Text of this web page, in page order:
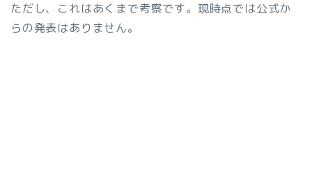
ただし、これはあくまで考察です。現時点では公式か
らの発表はありません。